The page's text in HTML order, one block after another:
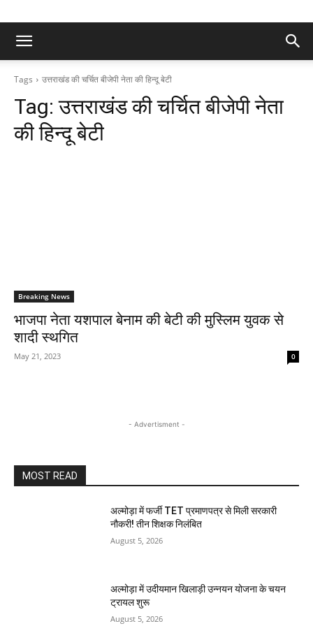
Tags उत्तराखंड की चर्चित बीजेपी नेता की हिन्दू बेटी
Tag:उत्तराखंड की चर्चित बीजेपी नेता
की हिन्दू बेटी
Breaking News
भाजपा नेता यशपाल बेनाम की बेटी की मुस्लिम युवक से
शादी स्थगित
May 21, 2023 0
- Advertisment -
MOST READ
अल्मोड़ा में फर्जी TET प्रमाणपत्र से मिली सरकारी
नौकरी! तीन शिक्षक निलंबित
August 5, 2026
अल्मोड़ा में उदीयमान खिलाड़ी उन्नयन योजना के चयन
ट्रायल शुरू
August 5, 2026